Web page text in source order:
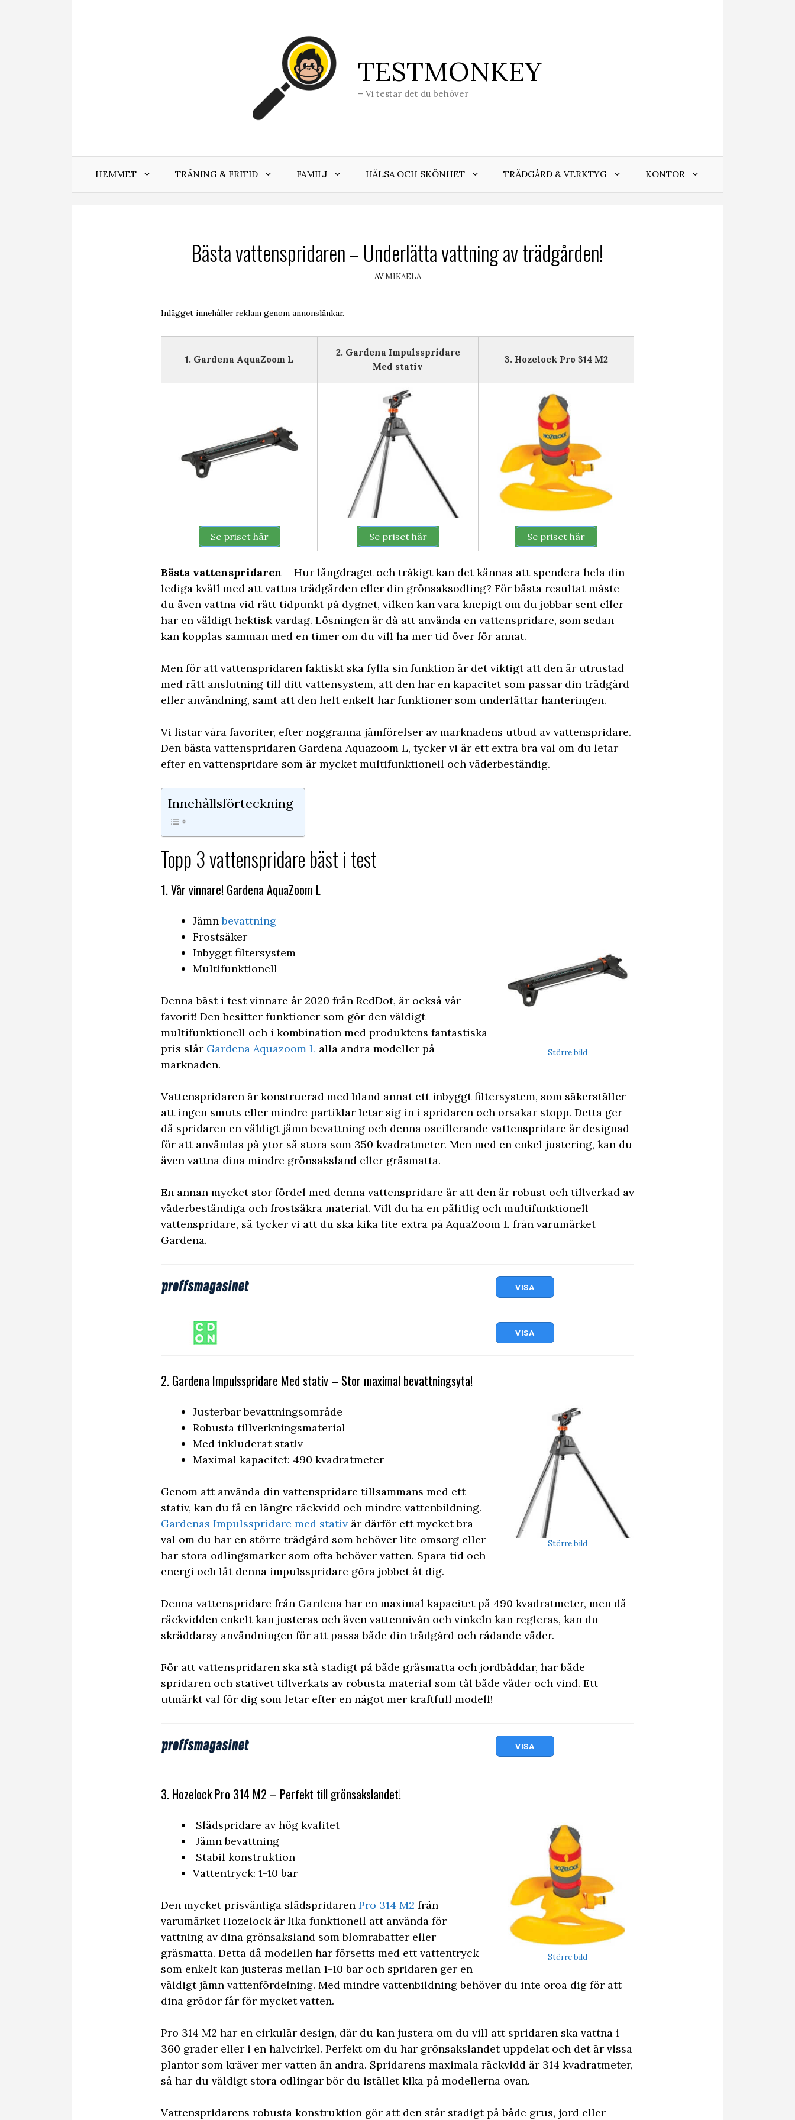
TESTMONKEY
– Vi testar det du behöver
HEMMET TRÄNING & FRITID FAMILJ HÄLSA OCH SKÖNHET TRÄDGÅRD & VERKTYG KONTOR
Bästa vattenspridaren – Underlätta vattning av trädgården!
AVMIKAELA
Inlägget innehåller reklam genom annonslänkar.
1. Gardena AquaZoom L
2. Gardena Impulsspridare
Med stativ
3. Hozelock Pro 314 M2
Se priset här Se priset här Se priset här
Bästa vattenspridaren – Hur långdraget och tråkigt kan det kännas att spendera hela din
lediga kväll med att vattna trädgården eller din grönsaksodling? För bästa resultat måste
du även vattna vid rätt tidpunkt på dygnet, vilken kan vara knepigt om du jobbar sent eller
har en väldigt hektisk vardag. Lösningen är då att använda en vattenspridare, som sedan
kan kopplas samman med en timer om du vill ha mer tid över för annat.
Men för att vattenspridaren faktiskt ska fylla sin funktion är det viktigt att den är utrustad
med rätt anslutning till ditt vattensystem, att den har en kapacitet som passar din trädgård
eller användning, samt att den helt enkelt har funktioner som underlättar hanteringen.
Vi listar våra favoriter, efter noggranna jämförelser av marknadens utbud av vattenspridare.
Den bästa vattenspridaren Gardena Aquazoom L, tycker vi är ett extra bra val om du letar
efter en vattenspridare som är mycket multifunktionell och väderbeständig.
Innehållsförteckning
Topp 3 vattenspridare bäst i test
1. Vår vinnare! Gardena AquaZoom L
Större bild
Jämnbevattning
Frostsäker
Inbyggt filtersystem
Multifunktionell
Denna bäst i test vinnare år 2020 från RedDot, är också vår
favorit! Den besitter funktioner som gör den väldigt
multifunktionell och i kombination med produktens fantastiska
pris slår Gardena Aquazoom L alla andra modeller på
marknaden.
Vattenspridaren är konstruerad med bland annat ett inbyggt filtersystem, som säkerställer
att ingen smuts eller mindre partiklar letar sig in i spridaren och orsakar stopp. Detta ger
då spridaren en väldigt jämn bevattning och denna oscillerande vattenspridare är designad
för att användas på ytor så stora som 350 kvadratmeter. Men med en enkel justering, kan du
även vattna dina mindre grönsaksland eller gräsmatta.
En annan mycket stor fördel med denna vattenspridare är att den är robust och tillverkad av
väderbeständiga och frostsäkra material. Vill du ha en pålitlig och multifunktionell
vattenspridare, så tycker vi att du ska kika lite extra på AquaZoom L från varumärket
Gardena.
VISA
VISA
2. Gardena Impulsspridare Med stativ – Stor maximal bevattningsyta!
Större bild
Justerbar bevattningsområde
Robusta tillverkningsmaterial
Med inkluderat stativ
Maximal kapacitet: 490 kvadratmeter
Genom att använda din vattenspridare tillsammans med ett
stativ, kan du få en längre räckvidd och mindre vattenbildning.
Gardenas Impulsspridare med stativ är därför ett mycket bra
val om du har en större trädgård som behöver lite omsorg eller
har stora odlingsmarker som ofta behöver vatten. Spara tid och
energi och låt denna impulsspridare göra jobbet åt dig.
Denna vattenspridare från Gardena har en maximal kapacitet på 490 kvadratmeter, men då
räckvidden enkelt kan justeras och även vattennivån och vinkeln kan regleras, kan du
skräddarsy användningen för att passa både din trädgård och rådande väder.
För att vattenspridaren ska stå stadigt på både gräsmatta och jordbäddar, har både
spridaren och stativet tillverkats av robusta material som tål både väder och vind. Ett
utmärkt val för dig som letar efter en något mer kraftfull modell!
VISA
3. Hozelock Pro 314 M2 – Perfekt till grönsakslandet!
Större bild
Slädspridare av hög kvalitet
Jämn bevattning
Stabil konstruktion
Vattentryck: 1-10 bar
Den mycket prisvänliga slädspridaren Pro 314 M2 från
varumärket Hozelock är lika funktionell att använda för
vattning av dina grönsaksland som blomrabatter eller
gräsmatta. Detta då modellen har försetts med ett vattentryck
som enkelt kan justeras mellan 1-10 bar och spridaren ger en
väldigt jämn vattenfördelning. Med mindre vattenbildning behöver du inte oroa dig för att
dina grödor får för mycket vatten.
Pro 314 M2 har en cirkulär design, där du kan justera om du vill att spridaren ska vattna i
360 grader eller i en halvcirkel. Perfekt om du har grönsakslandet uppdelat och det är vissa
plantor som kräver mer vatten än andra. Spridarens maximala räckvidd är 314 kvadratmeter,
så har du väldigt stora odlingar bör du istället kika på modellerna ovan.
Vattenspridarens robusta konstruktion gör att den står stadigt på både grus, jord eller